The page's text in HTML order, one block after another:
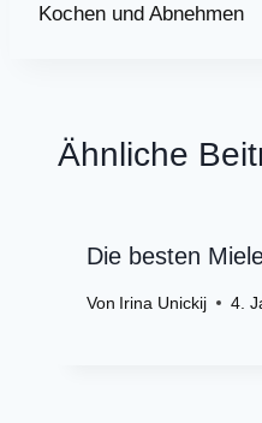
Kochen und Abnehmen
Ähnliche
Die besten
Von Irina Unickij 4.